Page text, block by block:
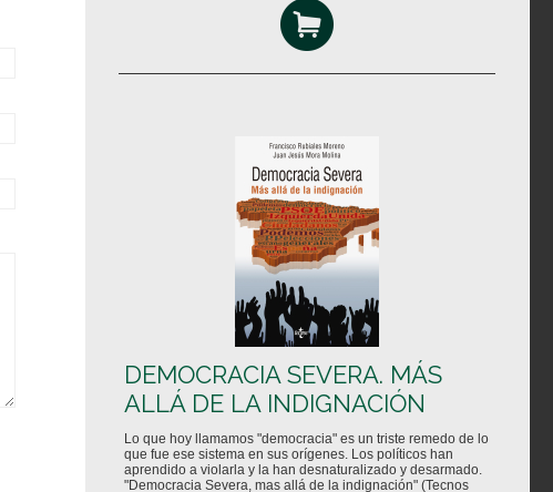
DEMOCRACIA SEVERA. MÁS
ALLÁ DE LA INDIGNACIÓN
Lo que hoy llamamos "democracia" es un triste remedo de lo
que fue ese sistema en sus orígenes. Los políticos han
aprendido a violarla y la han desnaturalizado y desarmado.
"Democracia Severa, mas allá de la indignación" (Tecnos